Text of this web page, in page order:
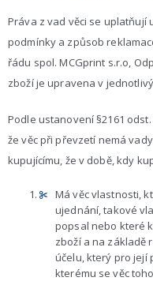
Práva z vad věci se uplatňují
podmínky a způsob
řádu spol. MCGprint s.r.o,
zboží je upravena v
Podle ustanovení §2161
že věc při převzetí nemá
kupujícímu, že v době, kdy
Má věc vlastnosti,
ujednání, takové
popsal nebo které
zboží a na základě
účelu, který pro její
kterému se věc